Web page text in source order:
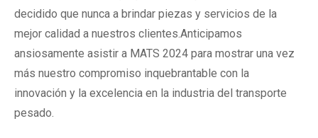
decidido que nunca a brindar piezas y servicios de la
mejor calidad a nuestros clientes.Anticipamos
ansiosamente asistir a MATS 2024 para mostrar una vez
más nuestro compromiso inquebrantable con la
innovación y la excelencia en la industria del transporte
pesado.